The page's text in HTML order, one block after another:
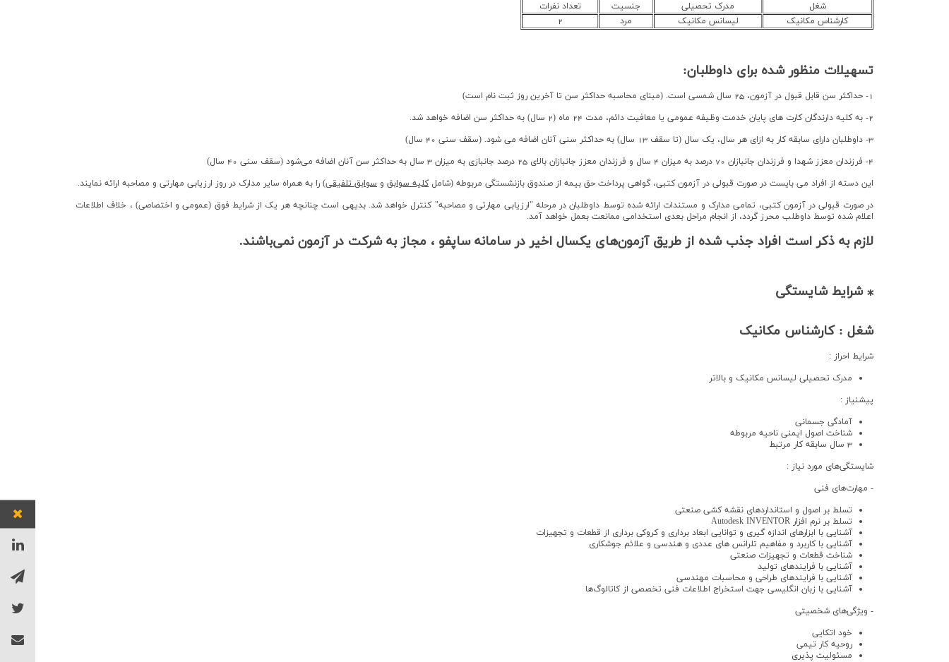
شغل مدرک تحصیلی جنسیت
تعداد نفرات
کارشناس مکانیک
لیسانس مکانیک مرد 2
تسهیلات منظور شده برای داوطلبان:
1- حداکثر سن قابل قبول در آزمون، 25 سال شمسی است. (مبنای محاسبه حداکثر سن تا آخرین روز ثبت نام است)
2- به كليه دارندگان كارت هاي پایان خدمت وظيفه عمومي یا معافيت دائم، مدت 24 ماه (2 سال) به حداكثر سن اضافه خواهد شد.
3- داوطلبان دارای سابقه کار به ازای هر سال، یک سال (تا سقف 13 سال) به حداکثر سنی آنان اضافه می شود. (سقف سنی 40 سال)
4- فرزندان معزز شهدا و فرزندان جانبازان 70 درصد به میزان 4 سال و فرزندان معزز جانبازان بالای 25 درصد جانبازی به میزان 3 سال به حداکثر سن آنان اضافه می‌شود (سقف سنی 40 سال)
این دسته از افراد مي بایست در صورت قبولی در آزمون کتبی، گواهي پرداخت حق بيمه از صندوق بازنشستگي مربوطه (شاملکلیه سوابق و سوابق تلفیقی) را به همراه سایر مدارک در روز ارزیابی مهارتی و مصاحبه ارائه نمایند.
در صورت قبولی در آزمون کتبی، تمامی مدارک و مستندات ارائه شده توسط داوطلبان در مرحله "ارزیابی مهارتی و مصاحبه" کنترل خواهد شد. بدیهی است چنانچه هر یک از شرایط فوق (عمومی و اختصاصی) ، خلاف اطلاعات
اعلام شده توسط داوطلب محرز گردد، از انجام مراحل بعدی استخدامی ممانعت بعمل خواهد آمد.
لازم به ذکر است افراد جذب شده از طریق آزمون‌های یکسال اخیر در سامانه ساپفو ، مجاز به شرکت در آزمون نمی‌باشند.
⁎ شرایط شایستگی
شغل : کارشناس مکانیک
شرایط احراز :
مدرک تحصیلی لیسانس مکانیک و بالاتر
پیشنیاز :
آمادگی جسمانی
شناخت اصول ایمنی ناحیه مربوطه
3 سال سابقه کار مرتبط
شایستگی‌های مورد نیاز :
- مهارت‌های فنی
تسلط بر اصول و استانداردهاي نقشه كشي صنعتي
تسلط بر نرم افزار Autodesk INVENTOR
آشنايي با ابزارهاي اندازه گيري و توانايي ابعاد برداري و كروكي برداري از قطعات و تجهيزات
آشنايي با كاربرد و مفاهيم تلرانس هاي عددي و هندسي و علائم جوشكاري
شناخت قطعات و تجهيزات صنعتي
آشنايي با فرايندهاي توليد
آشنايي با فرايندهاي طراحي و محاسبات مهندسي
آشنايي با زبان انگليسي جهت استخراج اطلاعات فني تخصصي از كاتالوگ‌ها
- ویژگی‌های شخصیتی
خود اتکایی
روحیه کار تیمی
مسئولیت پذیری